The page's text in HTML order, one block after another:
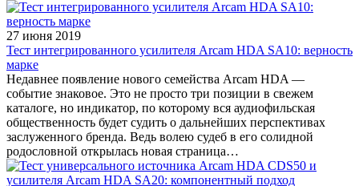
27 июня 2019
Тест интегрированного усилителя Arcam HDA SA10: верность
марке
Недавнее появление нового семейства Arcam HDA —
событие знаковое. Это не просто три позиции в свежем
каталоге, но индикатор, по которому вся аудиофильская
общественность будет судить о дальнейших перспективах
заслуженного бренда. Ведь волею судеб в его солидной
родословной открылась новая страница…